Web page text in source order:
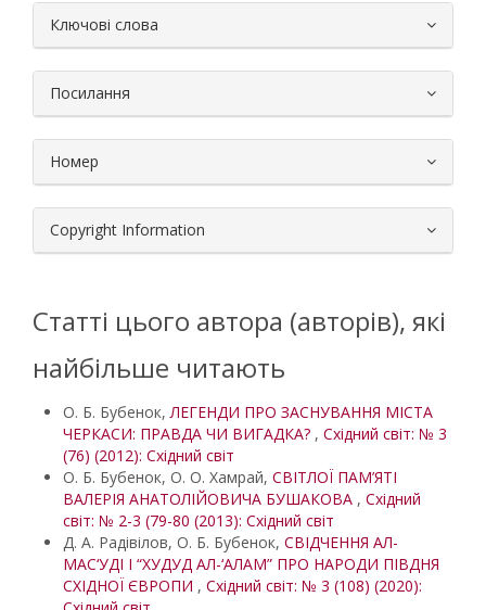
Ключові слова
Посилання
Номер
Copyright Information
Статті цього автора (авторів), які
найбільше читають
О. Б. Бубенок,ЛЕГЕНДИ ПРО ЗАСНУВАННЯ МІСТА
ЧЕРКАСИ: ПРАВДА ЧИ ВИГАДКА? , Східний світ: № 3
(76) (2012): Східний світ
О. Б. Бубенок, О. О. Хамрай, СВІТЛОЇ ПАМ’ЯТІ
ВАЛЕРІЯ АНАТОЛІЙОВИЧА БУШАКОВА , Східний
світ: № 2-3 (79-80 (2013): Східний світ
Д. А. Радівілов, О. Б. Бубенок, СВІДЧЕННЯ АЛ-
МАС‘УДІ І “ХУДУД АЛ-‘АЛАМ” ПРО НАРОДИ ПІВДНЯ
СХІДНОЇ ЄВРОПИ , Східний світ: № 3 (108) (2020):